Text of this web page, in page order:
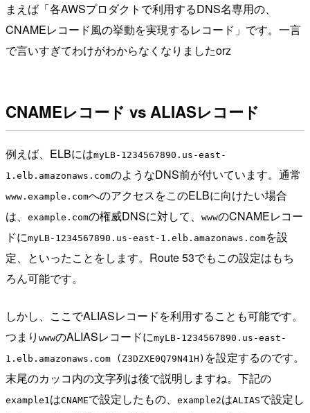
まえば「各AWSプロダクトで利用するDNS名専用の、
CNAMEレコード風の挙動を実現するレコード」です。一言
で言いすぎてわけがわからなくなりましたorz
CNAMEレコード vs ALIASレコード
例えば、ELBにはmyLB-1234567890.us-east-
1.elb.amazonaws.comのようなDNS前が付いています。通常
www.example.comへのアクセスをこのELBに向けたい場合
は、
example.comの権威DNSに対して、 wwwのCNAMEレコー
ドにmyLB-1234567890.us-east-1.elb.amazonaws.comを設
定、といったことをします。Route 53でもこの設定はもち
ろん可能です。
しかし、ここでALIASレコードを利用することも可能です。
つまり wwwのALIASレコードにmyLB-1234567890.us-east-
1.elb.amazonaws.com (Z3DZXE0Q79N41H) を設定するのです。
末尾のカッコ内の文字列は後で説明しますね。下記の
example1 はCNAMEで設定したもの、 example2はALIASで設定し